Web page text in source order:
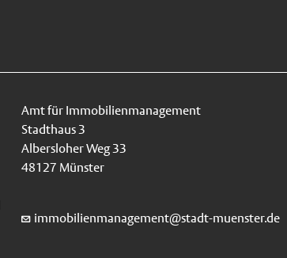
Amt für Immobilienmanagement
Stadthaus 3
Albersloher Weg 33
48127 Münster
immobilienmanagement@stadt-muenster.de